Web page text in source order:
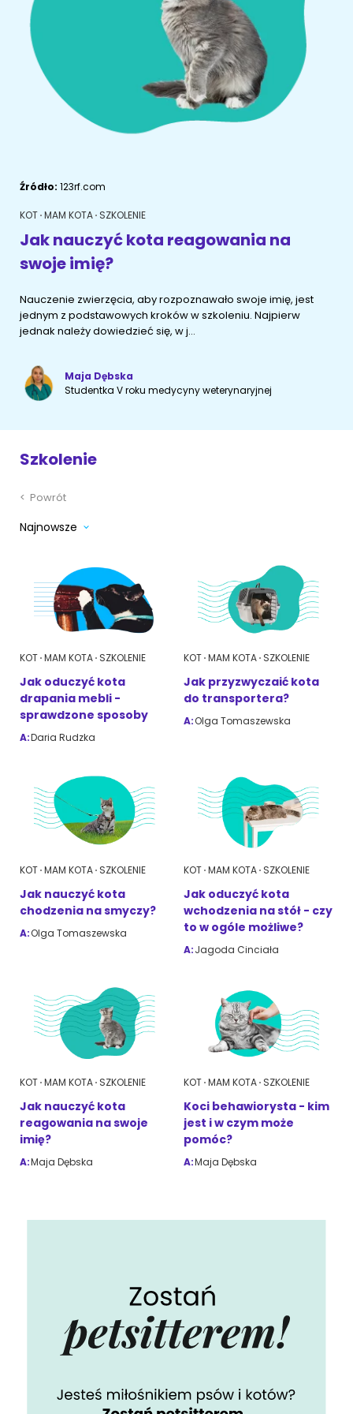
Porady żywieniowe
Przysmaki i suplementy
SZKOLENIE PSÓW
Szkolenie
MAM PSA
Życie z psem
Akcesoria dla psa
Owczarek niemiecki
Wyszukiwarka ras psów
Przyjazne miejsca Adopcje
Karma
Porady żywieniowe
Przysmaki i suplementy
Zrozumieć kota
Mały kotek w domu
Życie z kotem
Szkolenie
Akcesoria dla kota
RASY KOTÓW
Kot syberyjski
Kot perski
Kot rosyjski niebieski
KONIE
RYBKI AKWARIOWE
OPIEKA DZIENNA
Znajdź petsittera
Źródło: 123rf.com
KOT MAM KOTA SZKOLENIE
Jak nauczyć kota reagowania na
swoje imię?
Nauczenie zwierzęcia, aby rozpoznawało swoje imię, jest
jednym z podstawowych kroków w szkoleniu. Najpierw
jednak należy dowiedzieć się, w j...
Maja Dębska
Studentka V roku medycyny weterynaryjnej
Szkolenie
< Powrót
Najnowsze
KOT MAM KOTA SZKOLENIE
Jak oduczyć kota
drapania mebli -
sprawdzone sposoby
A:Daria Rudzka
KOT MAM KOTA SZKOLENIE
Jak przyzwyczaić kota
do transportera?
A:Olga Tomaszewska
KOT MAM KOTA SZKOLENIE
Jak nauczyć kota
chodzenia na smyczy?
A:Olga Tomaszewska
KOT MAM KOTA SZKOLENIE
Jak oduczyć kota
wchodzenia na stół - czy
to w ogóle możliwe?
A:Jagoda Cinciała
KOT MAM KOTA SZKOLENIE
Jak nauczyć kota
reagowania na swoje
imię?
A:Maja Dębska
KOT MAM KOTA SZKOLENIE
Koci behawiorysta - kim
jest i w czym może
pomóc?
A:Maja Dębska